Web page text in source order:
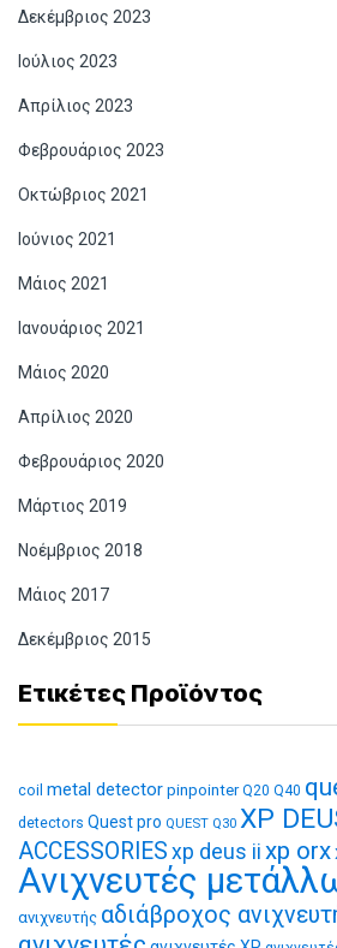
Δεκέμβριος 2023
Ιούλιος 2023
Απρίλιος 2023
Φεβρουάριος 2023
Οκτώβριος 2021
Ιούνιος 2021
Μάιος 2021
Ιανουάριος 2021
Μάιος 2020
Απρίλιος 2020
Φεβρουάριος 2020
Μάρτιος 2019
Νοέμβριος 2018
Μάιος 2017
Δεκέμβριος 2015
Ετικέτες Προϊόντος
coil metal detector pinpointer Q20 Q40
detectors Quest pro QUEST Q30 XP
ACCESSORIES xp deus ii xp orx
Ανιχνευτές
ανιχνευτής αδιάβροχος